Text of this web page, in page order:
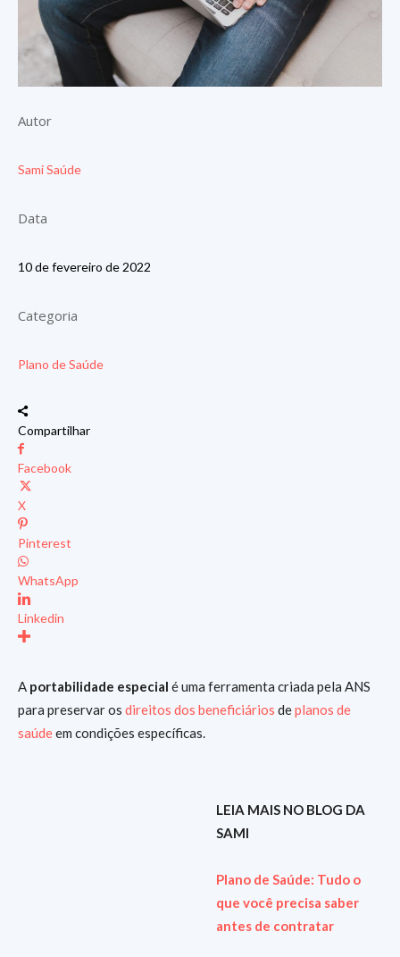
Autor
Sami Saúde
Data
10 de fevereiro de 2022
Categoria
Plano de Saúde
Compartilhar
Facebook
X
Pinterest
WhatsApp
Linkedin
A portabilidade especial é uma ferramenta criada pela ANS
para preservar os direitos dos beneficiários deplanos de
saúdeem condições específicas.
LEIA MAIS NO BLOG DA
SAMI
Plano de Saúde: Tudo o
que você precisa saber
antes de contratar